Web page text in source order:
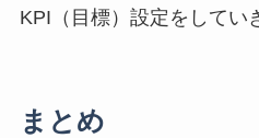
KPI（目標）設定をしてい
まとめ